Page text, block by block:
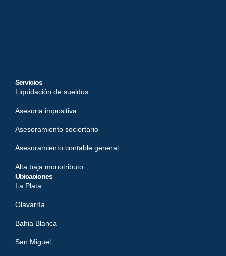
Servicios
Liquidación de sueldos
Asesoria impositiva
Asesoramiento sociertario
Asesoramiento contable general
Alta baja monotributo
Ubicaciones
La Plata
Olavarría
Bahia Blanca
San Miguel